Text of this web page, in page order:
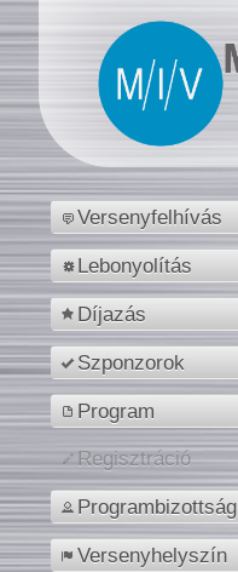
Versenyfelhívás
Lebonyolítás
Díjazás
Szponzorok
Program
Regisztráció
Programbizottság
Versenyhelyszín